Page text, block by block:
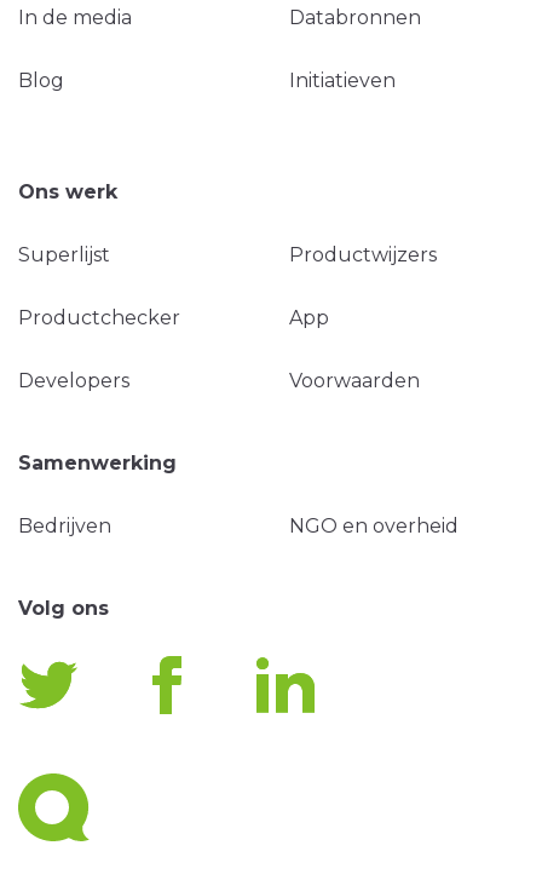
In de media Databronnen
Blog Initiatieven
Ons werk
Superlijst Productwijzers
Productchecker App
Developers Voorwaarden
Samenwerking
Bedrijven NGO en overheid
Volg ons